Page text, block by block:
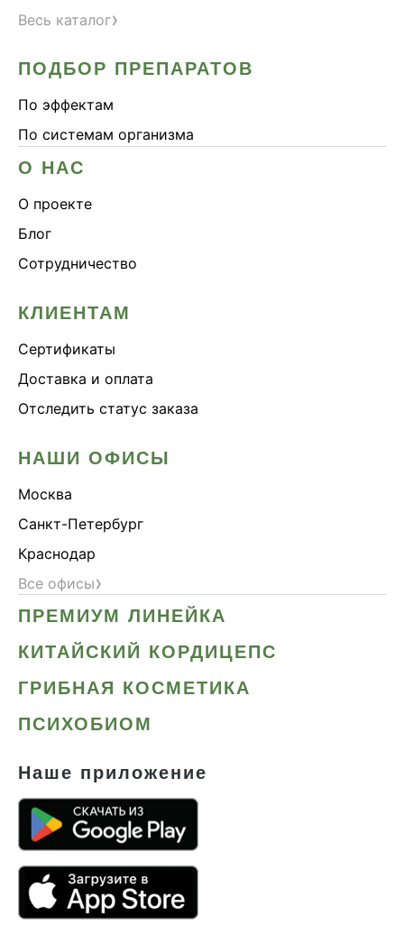
Весь каталог›
ПОДБОР ПРЕПАРАТОВ
По эффектам
По системам организма
О НАС
О проекте
Блог
Сотрудничество
КЛИЕНТАМ
Сертификаты
Доставка и оплата
Отследить статус заказа
НАШИ ОФИСЫ
Москва
Санкт-Петербург
Краснодар
Все офисы›
ПРЕМИУМ ЛИНЕЙКА
КИТАЙСКИЙ КОРДИЦЕПС
ГРИБНАЯ КОСМЕТИКА
ПСИХОБИОМ
Наше приложение